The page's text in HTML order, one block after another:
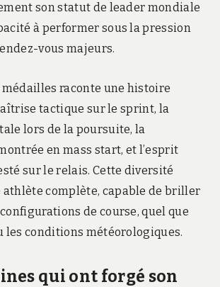
son statut de leader mondiale
à performer sous la pression
vous majeurs.
médailles raconte une histoire
tactique sur le sprint, la
lors de la poursuite, la
en mass start, et l’esprit
sur le relais. Cette diversité
athlète complète, capable de briller
de course, quel que
les conditions météorologiques.
qui ont forgé son